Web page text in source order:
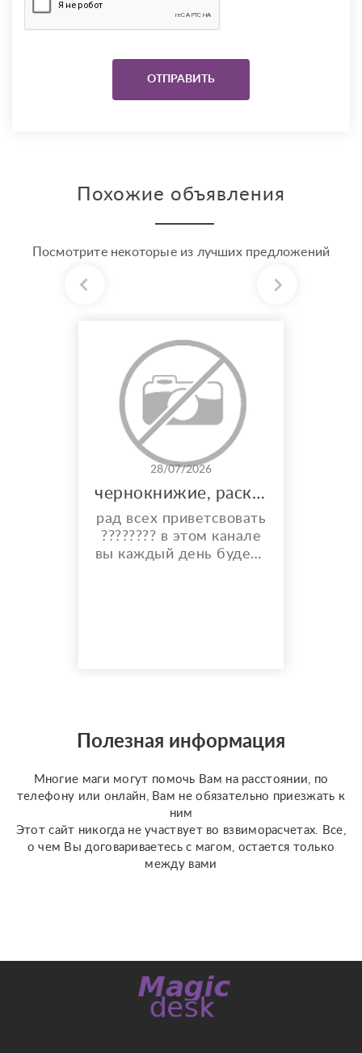
Похожие объявления
Посмотрите некоторые из лучших предложений
28/07/2026
чернокнижие, расклады, и многое другое
рад всех приветсвовать
???????? в этом канале
вы каждый день будете
консултации ✝️☪️ на
данных консультациях
Полезная информация
Многие маги могут помочь Вам на расстоянии, по
телефону или онлайн, Вам не обязательно приезжать к
ним
Этот сайт никогда не участвует во взвиморасчетах. Все,
о чем Вы договариваетесь с магом, остается только
между вами